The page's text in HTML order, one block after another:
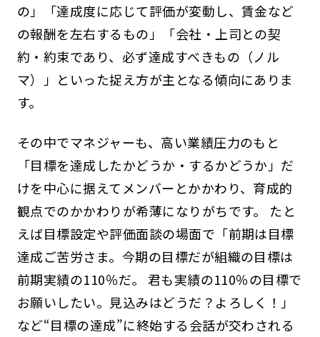
の」「達成度に応じて評価が変動し、賃金など
の報酬を左右するもの」「会社・上司との契
約・約束であり、必ず達成すべきもの（ノル
マ）」といった捉え方が主となる傾向にありま
す。
その中でマネジャーも、高い業績圧力のもと
「目標を達成したかどうか・するかどうか」だ
けを中心に据えてメンバーとかかわり、育成的
観点でのかかわりが希薄になりがちです。 たと
えば目標設定や評価面談の場面で「前期は目標
達成ご苦労さま。今期の目標だが組織の目標は
前期実績の110％だ。 君も実績の110％の目標で
お願いしたい。見込みはどうだ？よろしく！」
など“目標の達成”に終始する会話が交わされる